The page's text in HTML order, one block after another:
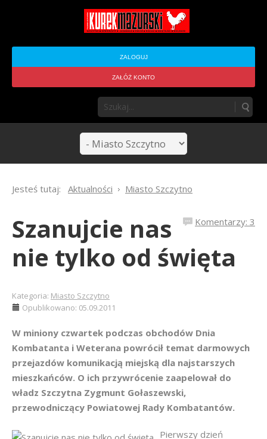
ZALOGUJ
ZAŁÓŻ KONTO
Jesteś tutaj: Aktualności Miasto Szczytno
Komentarzy: 3
Szanujcie nas
nie tylko od święta
Kategoria: Miasto Szczytno
Opublikowano: 05.09.2011
W miniony czwartek podczas obchodów Dnia
Kombatanta i Weterana powrócił temat darmowych
przejazdów komunikacją miejską dla najstarszych
mieszkańców. O ich przywrócenie zaapelował do
władz Szczytna Zygmunt Gołaszewski,
przewodniczący Powiatowej Rady Kombatantów.
Pierwszy dzień